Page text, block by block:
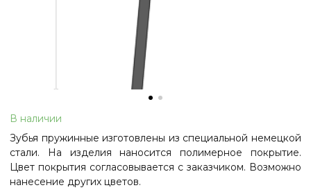
В наличии
Зубья пружинные изготовлены из специальной немецкой
стали. На изделия наносится полимерное покрытие.
Цвет покрытия согласовывается с заказчиком. Возможно
нанесение других цветов.